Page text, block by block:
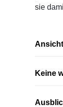
sie
Keine